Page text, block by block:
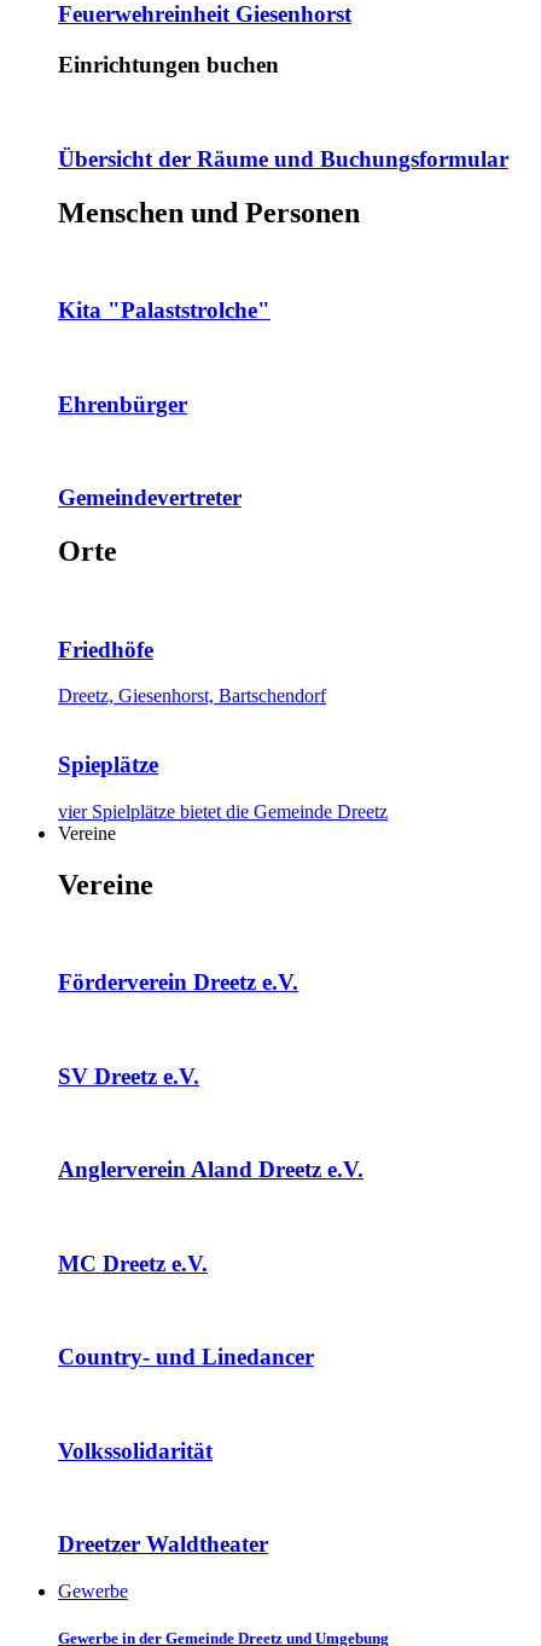
Feuerwehreinheit Giesenhorst
Einrichtungen buchen
Übersicht der Räume und Buchungsformular
Menschen und Personen
Kita "Palaststrolche"
Ehrenbürger
Gemeindevertreter
Orte
Friedhöfe
Dreetz, Giesenhorst, Bartschendorf
Spieplätze
vier Spielplätze bietet die Gemeinde Dreetz
Vereine
Vereine
Förderverein Dreetz e.V.
SV Dreetz e.V.
Anglerverein Aland Dreetz e.V.
MC Dreetz e.V.
Country- und Linedancer
Volkssolidarität
Dreetzer Waldtheater
Gewerbe
Gewerbe in der Gemeinde Dreetz und Umgebung